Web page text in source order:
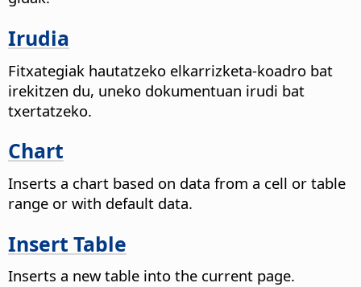
Irudia
Fitxategiak hautatzeko elkarrizketa-koadro bat
irekitzen du, uneko dokumentuan irudi bat
txertatzeko.
Chart
Inserts a chart based on data from a cell or table
range or with default data.
Insert Table
Inserts a new table into the current page.